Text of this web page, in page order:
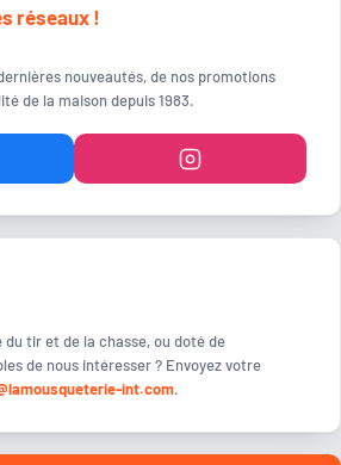
réseaux !
nouveautés, de nos promotions
de la maison depuis 1983.
du tir et de la chasse, ou doté de
de nous intéresser ? Envoyez votre
int.com.